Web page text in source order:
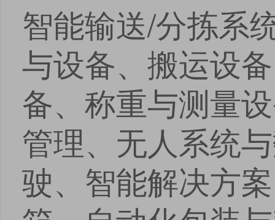
智能输送/分拣系
与设备、搬运设
备、称重与测量
管理、无人系统
驶、智能解决方
点击
安卓版下载
点击
iOS版下载